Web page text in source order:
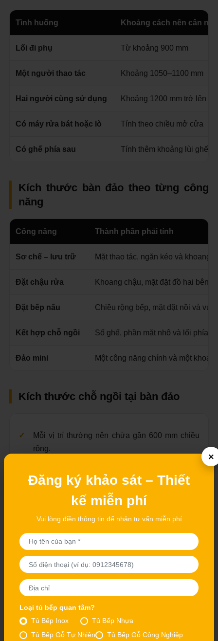
Tình huống Khoảng cách nên cân
Lối đi phụ Từ khoảng 900 mm
Một người thao tác Khoảng 1050–1100 mm
Hai người cùng sử dụng Khoảng 1200 mm trở lên
Có máy rửa bát hoặc lò Tính theo chiều mở cửa
Có ghế phía sau Tính thêm khoảng lùi ghế
Kích thước bàn đảo theo từng công
năng
Công năng Thành phần phải tính
Sơ chế – lưu trữ Mặt thao tác, ngăn kéo và khoang
Đặt chậu rửa Khoang chậu, mặt đặt đồ hai bên
Đặt bếp nấu Chiều rộng bếp, mặt đặt nồi và
Kết hợp chỗ ngồi Số ghế, phần mặt nhô và lối phía
Đảo mini Một công năng chính và một
Kích thước chỗ ngồi tại bàn đảo
Mỗi vị trí thường nên chừa gần 600 mm chiều
rộng.
khoảng 250–380 mm.
Ghế phải đẩy gọn mà không chắn cánh tủ hoặc
xuyên hay không.
Phần đá nhô dài phải có giải pháp chịu lực phù
hợp.
×
Đăng ký khảo sát – Thiết
kế miễn phí
Vui lòng điền thông tin để nhận tư vấn miễn phí
Loại tủ bếp quan tâm?
Tủ Bếp Inox
Tủ Bếp Nhựa
Tủ Bếp Gỗ Tự Nhiên
Tủ Bếp Gỗ Công Nghiệp